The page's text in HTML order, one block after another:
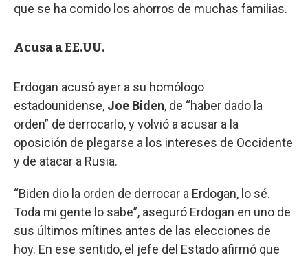
que se ha comido los ahorros de muchas familias.
Acusa a EE.UU.
Erdogan acusó ayer a su homólogo
estadounidense, Joe Biden, de “haber dado la
orden” de derrocarlo, y volvió a acusar a la
oposición de plegarse a los intereses de Occidente
y de atacar a Rusia.
“Biden dio la orden de derrocar a Erdogan, lo sé.
Toda mi gente lo sabe”, aseguró Erdogan en uno de
sus últimos mítines antes de las elecciones de
hoy. En ese sentido, el jefe del Estado afirmó que